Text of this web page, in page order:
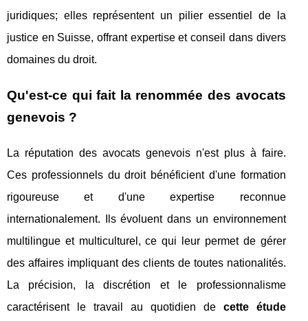
juridiques; elles représentent un pilier essentiel de la
justice en Suisse, offrant expertise et conseil dans divers
domaines du droit.
Qu'est-ce qui fait la renommée des avocats
genevois ?
La réputation des avocats genevois n'est plus à faire.
Ces professionnels du droit bénéficient d'une formation
rigoureuse et d'une expertise reconnue
internationalement. Ils évoluent dans un environnement
multilingue et multiculturel, ce qui leur permet de gérer
des affaires impliquant des clients de toutes nationalités.
La précision, la discrétion et le professionnalisme
caractérisent le travail au quotidien de cette étude